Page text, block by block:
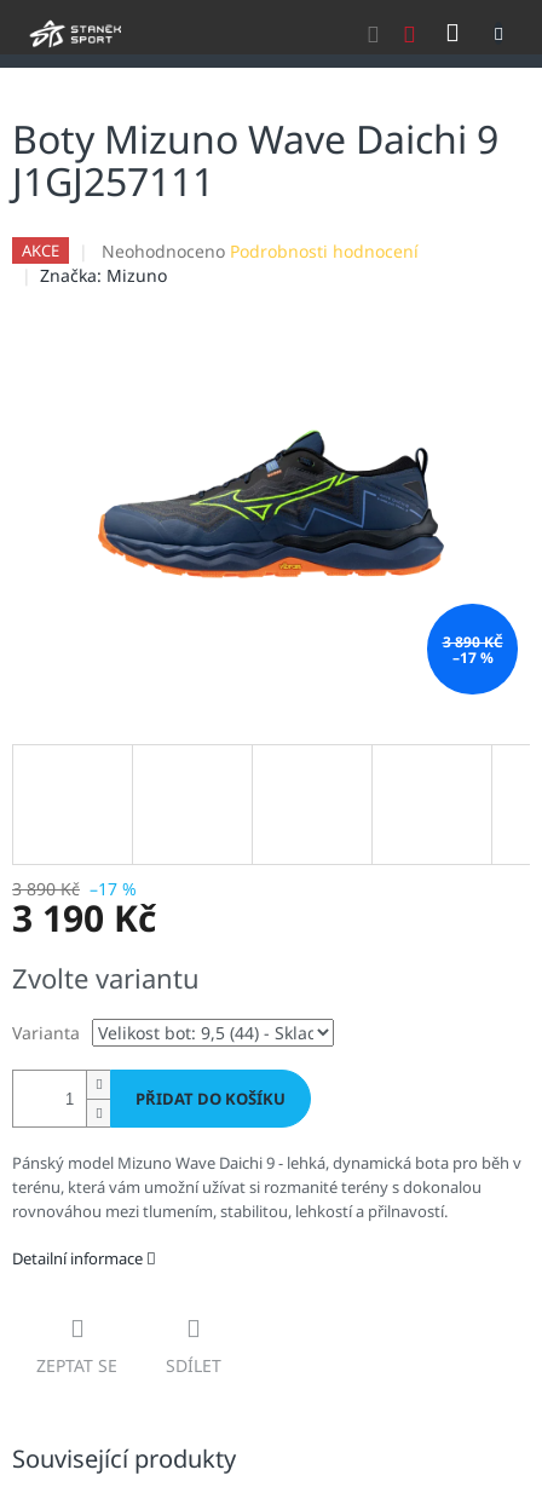
Boty Mizuno Wave Daichi 9
J1GJ257111
AKCE
Průměrné
hodnocení
Neohodnoceno Podrobnosti hodnocení
Značka: Mizuno
3 890 KČ
–17 %
3 890 Kč –17 %
3 190 Kč
cena:
Zvolte variantu
Varianta
PŘIDAT DO KOŠÍKU
Pánský model Mizuno Wave Daichi 9 - lehká, dynamická bota pro běh v
terénu, která vám umožní užívat si rozmanité terény s dokonalou
rovnováhou mezi tlumením, stabilitou, lehkostí a přilnavostí.
Detailní informace
ZEPTAT SE SDÍLET
Související produkty